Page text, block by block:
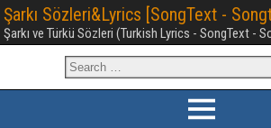
Şarkı Sözleri&Lyrics [SongText -
Şarkı ve Türkü Sözleri (Turkish Lyrics - SongText -